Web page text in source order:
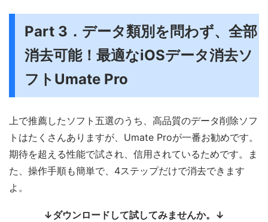
Part 3．データ類別を問わず、全部
消去可能！最適なiOSデータ消去ソ
フトUmate Pro
上で推薦したソフト五選のうち、高品質のデータ削除ソフ
トはたくさんありますが、Umate Proが一番お勧めです。
期待を超える性能で試され、信用されているためです。ま
た、操作手順も簡単で、4ステップだけで消去できます
よ。
↓ダウンロードして試してみませんか。↓